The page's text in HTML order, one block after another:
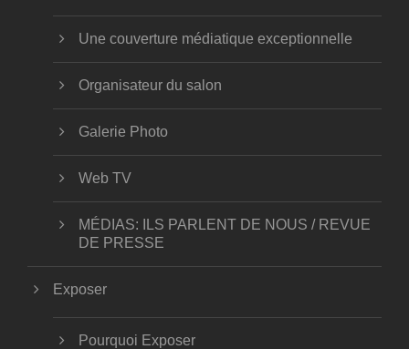
Une couverture médiatique exceptionnelle
Organisateur du salon
Galerie Photo
Web TV
MÉDIAS: ILS PARLENT DE NOUS / REVUE
DE PRESSE
Exposer
Pourquoi Exposer